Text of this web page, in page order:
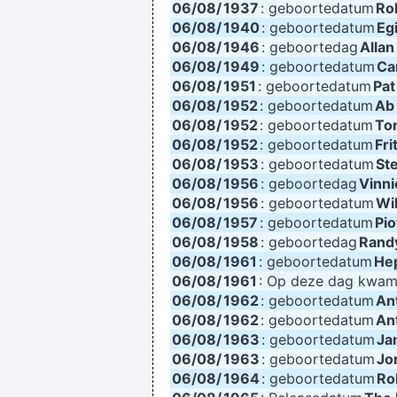
Yeah, Wacko Jacko, Where Did
Ze hebben mij gekozen omwille
We
I can spot empty flattery and
If you develop an ear for sounds
Music is your own experience,
06/08/1937 : geboortedatum
06/08/1940: geboortedatum
06/08/1946 : geboortedag
06/08/1949 : geboortedatum
06/08/1951 : geboortedatum
06/08/1952: geboortedatum
06/08/1952: geboortedatum
06/08/1952: geboortedatum
06/08/1953 : geboortedatum
06/08/1956 : geboortedag
06/08/1956 : geboortedatum
06/08/1957 : geboortedatum
06/08/1958 : geboortedag
06/08/1961 : geboortedatum
06/08/1961 : Op deze dag kwam
06/08/1962: geboortedatum
06/08/1962: geboortedatum
06/08/1963 : geboortedatum
06/08/1963 : geboortedatum
06/08/1964 : geboortedatum